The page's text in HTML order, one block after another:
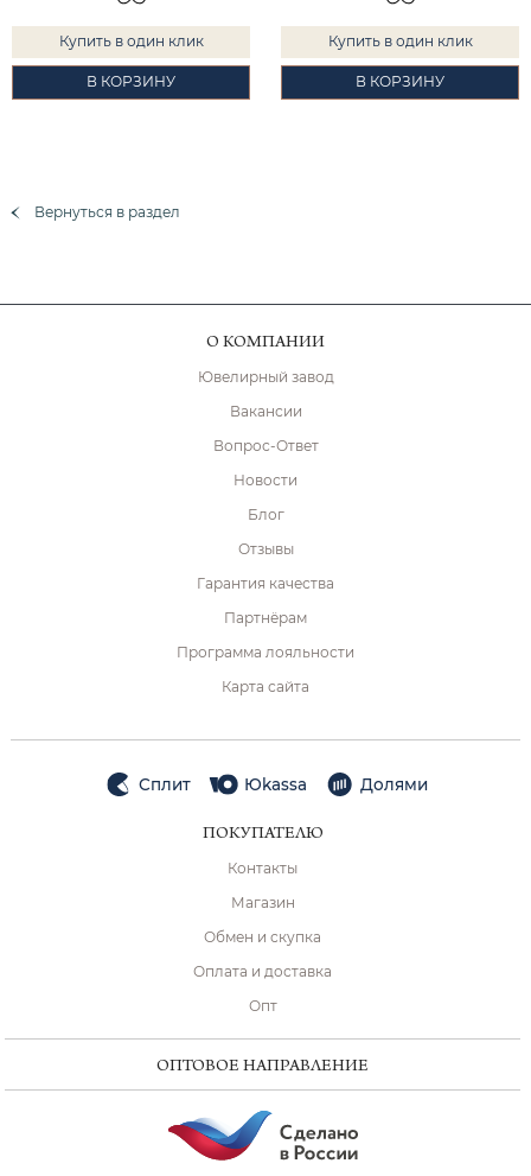
Купить в один клик
В КОРЗИНУ
Купить в один клик
В КОРЗИНУ
Вернуться в раздел
О КОМПАНИИ
Ювелирный завод
Вакансии
Вопрос-Ответ
Новости
Блог
Отзывы
Гарантия качества
Партнёрам
Программа лояльности
Карта сайта
Сплит Юkassa Долями
ПОКУПАТЕЛЮ
Контакты
Магазин
Обмен и скупка
Оплата и доставка
Опт
ОПТОВОЕ НАПРАВЛЕНИЕ